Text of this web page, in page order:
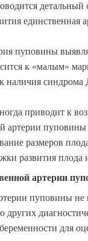
детальный
пуповины
к «малым»
синдрома
приводит к
артерии
размеров
развития плода
артерии
пуповины не
других
для